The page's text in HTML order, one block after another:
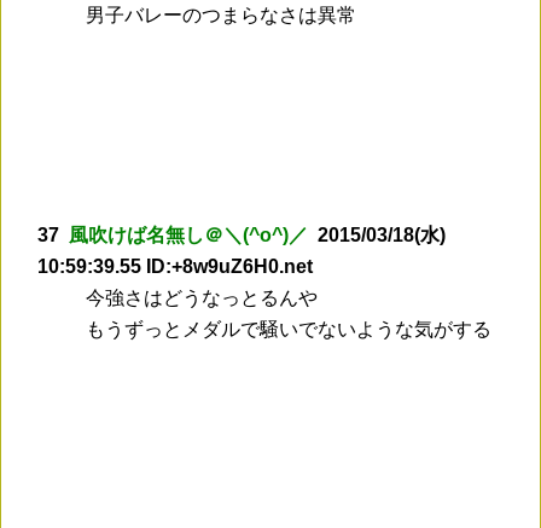
男子バレーのつまらなさは異常
37 風吹けば名無し＠＼(^o^)／ 2015/03/18(水)
10:59:39.55 ID:+8w9uZ6H0.net
今強さはどうなっとるんや
もうずっとメダルで騒いでないような気がする